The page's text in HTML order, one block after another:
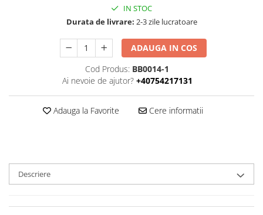
IN STOC
Durata de livrare: 2-3 zile lucratoare
ADAUGA IN COS
Cod Produs: BB0014-1
Ai nevoie de ajutor? +40754217131
Adauga la Favorite Cere informatii
Descriere